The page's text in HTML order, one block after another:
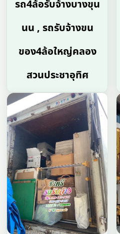
รถ4ล้อรับจ้างบางขุน
นน , รถรับจ้างขน
ของ4ล้อใหญ่คลอง
สวนประชาอุทิศ